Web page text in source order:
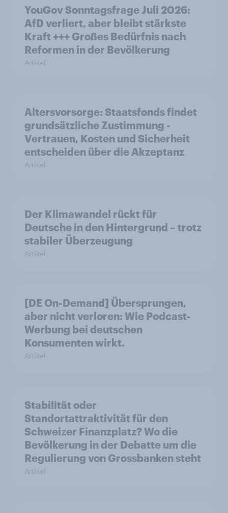
YouGov Sonntagsfrage Juli 2026:
AfD verliert, aber bleibt stärkste
Kraft +++ Großes Bedürfnis nach
Reformen in der Bevölkerung
Artikel
Altersvorsorge: Staatsfonds findet
grundsätzliche Zustimmung -
Vertrauen, Kosten und Sicherheit
entscheiden über die Akzeptanz
Artikel
Der Klimawandel rückt für
Deutsche in den Hintergrund – trotz
stabiler Überzeugung
Artikel
[DE On-Demand] Übersprungen,
aber nicht verloren: Wie Podcast-
Werbung bei deutschen
Konsumenten wirkt.
Artikel
Stabilität oder
Standortattraktivität für den
Schweizer Finanzplatz? Wo die
Bevölkerung in der Debatte um die
Regulierung von Grossbanken steht
Artikel